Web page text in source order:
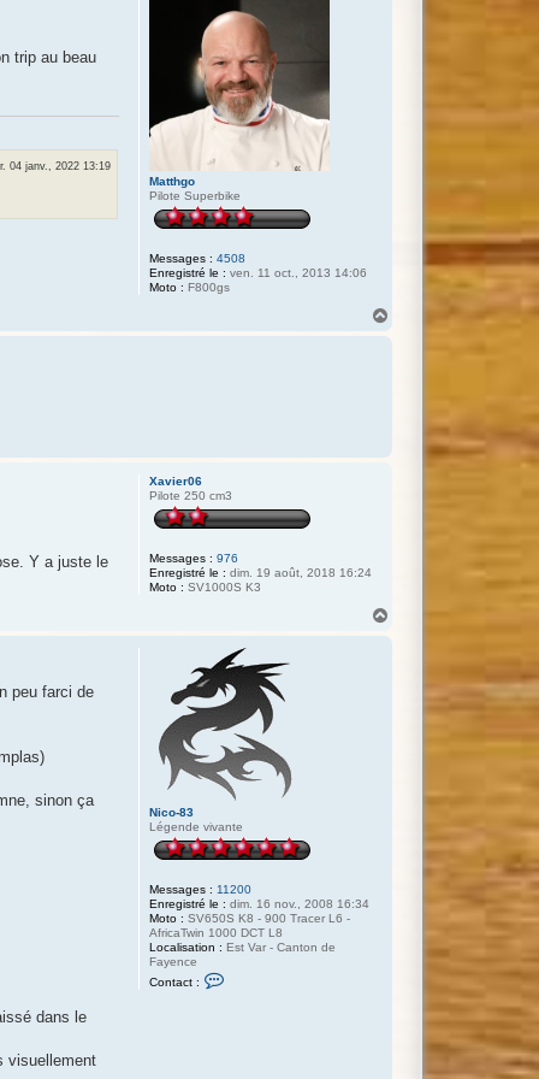
Matthgo
Pilote Superbike
Messages : 4508
Enregistré le : ven. 11 oct., 2013 14:06
Moto : F800gs
trip au beau
04 janv., 2022 13:19
Xavier06
Pilote 250 cm3
Messages : 976
Enregistré le : dim. 19 août, 2018 16:24
Moto : SV1000S K3
Y a juste le
Nico-83
Légende vivante
Messages : 11200
Enregistré le : dim. 16 nov., 2008 16:34
Moto : SV650S K8 - 900 Tracer L6 -
AfricaTwin 1000 DCT L8
Localisation : Est Var - Canton de
Fayence
Contact :
peu farci de
sinon ça
dans le
visuellement